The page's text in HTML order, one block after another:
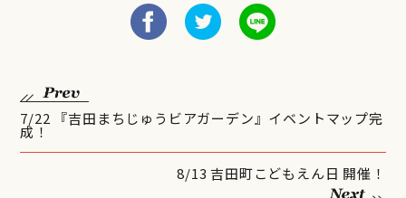
7/22 『吉田まちじゅうビアガーデン』イベントマップ完
成！
8/13 吉田町こどもえん日 開催！